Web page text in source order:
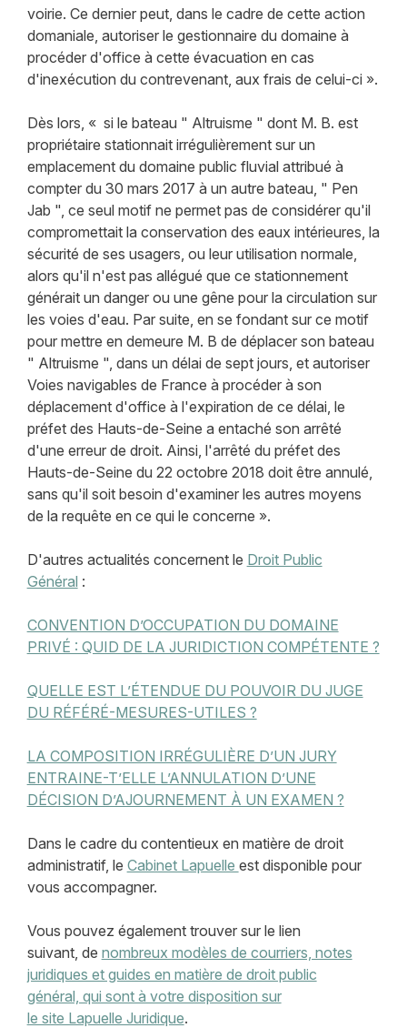
voirie. Ce dernier peut, dans le cadre de cette action
domaniale, autoriser le gestionnaire du domaine à
procéder d'office à cette évacuation en cas
d'inexécution du contrevenant, aux frais de celui-ci ».
Dès lors, « si le bateau " Altruisme " dont M. B. est
propriétaire stationnait irrégulièrement sur un
emplacement du domaine public fluvial attribué à
compter du 30 mars 2017 à un autre bateau, " Pen
Jab ", ce seul motif ne permet pas de considérer qu'il
compromettait la conservation des eaux intérieures, la
sécurité de ses usagers, ou leur utilisation normale,
alors qu'il n'est pas allégué que ce stationnement
générait un danger ou une gêne pour la circulation sur
les voies d'eau. Par suite, en se fondant sur ce motif
pour mettre en demeure M. B de déplacer son bateau
" Altruisme ", dans un délai de sept jours, et autoriser
Voies navigables de France à procéder à son
déplacement d'office à l'expiration de ce délai, le
préfet des Hauts-de-Seine a entaché son arrêté
d'une erreur de droit. Ainsi, l'arrêté du préfet des
Hauts-de-Seine du 22 octobre 2018 doit être annulé,
sans qu'il soit besoin d'examiner les autres moyens
de la requête en ce qui le concerne ».
D'autres actualités concernent le Droit Public
Général :
CONVENTION D’OCCUPATION DU DOMAINE
PRIVÉ : QUID DE LA JURIDICTION COMPÉTENTE ?
QUELLE EST L’ÉTENDUE DU POUVOIR DU JUGE
DU RÉFÉRÉ-MESURES-UTILES ?
LA COMPOSITION IRRÉGULIÈRE D’UN JURY
ENTRAINE-T’ELLE L’ANNULATION D’UNE
DÉCISION D’AJOURNEMENT À UN EXAMEN ?
Dans le cadre du contentieux en matière de droit
administratif, le Cabinet Lapuelle est disponible pour
vous accompagner.
Vous pouvez également trouver sur le lien
suivant, de nombreux modèles de courriers, notes
juridiques et guides en matière de droit public
général, qui sont à votre disposition sur
le site Lapuelle Juridique.